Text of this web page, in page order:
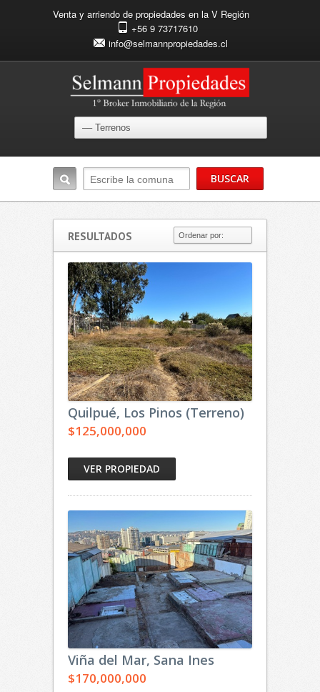
Venta y arriendo de propiedades en la V Región
+56 9 73717610
info@selmannpropiedades.cl
RESULTADOS
Quilpué, Los Pinos (Terreno)
$125,000,000
VER PROPIEDAD
Viña del Mar, Sana Ines
$170,000,000